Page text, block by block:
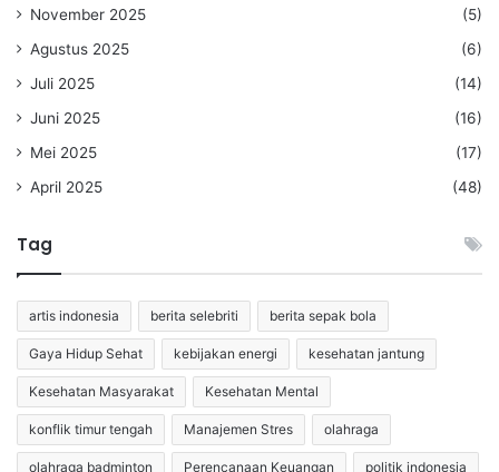
November 2025
(5)
Agustus 2025
(6)
Juli 2025
(14)
Juni 2025
(16)
Mei 2025
(17)
April 2025
(48)
Tag
artis indonesia berita selebriti berita sepak bola
Gaya Hidup Sehat kebijakan energi kesehatan jantung
Kesehatan Masyarakat Kesehatan Mental
konflik timur tengah Manajemen Stres olahraga
olahraga badminton Perencanaan Keuangan politik indonesia